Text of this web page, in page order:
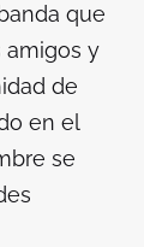
que
amigos y
de
en el
se